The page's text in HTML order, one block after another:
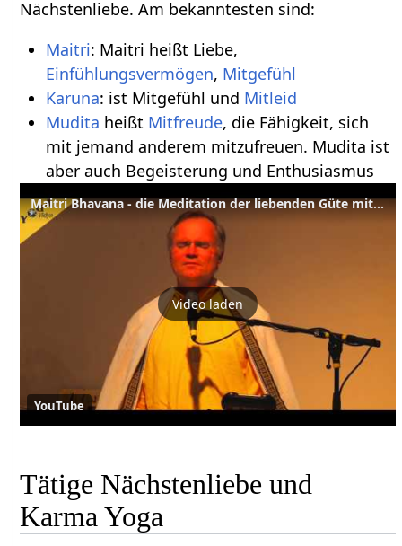
Nächstenliebe. Am bekanntesten sind:
Maitri: Maitri heißt Liebe,
Einfühlungsvermögen, Mitgefühl
Karuna: ist Mitgefühl und Mitleid
Mudita heißt Mitfreude, die Fähigkeit, sich
mit jemand anderem mitzufreuen. Mudita ist
aber auch Begeisterung und Enthusiasmus
Maitri Bhavana - die Meditation der liebenden Güte mit Sukadev
Video laden
YouTube
Tätige Nächstenliebe und
Karma Yoga